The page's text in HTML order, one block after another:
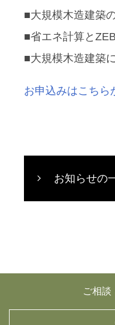
■大規模木造建築
■省エネ計算と
■大規模木造建築
お申込みはこちら
お知らせの
ご相談